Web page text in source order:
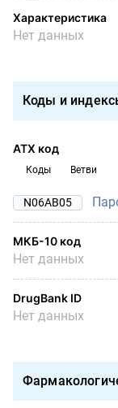
Характеристика
Нет данных
Коды и
АТХ код
Коды Ветви
N06AB05
МКБ-10 код
Нет данных
DrugBank ID
Нет данных